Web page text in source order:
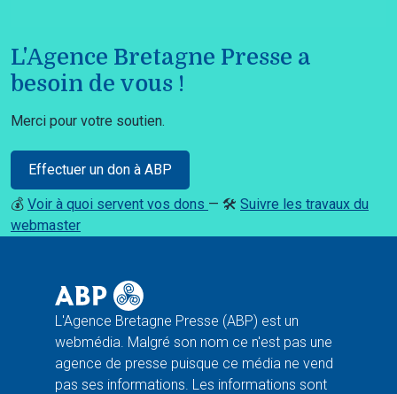
L'Agence Bretagne Presse a
besoin de vous !
Merci pour votre soutien.
Effectuer un don à ABP
💰 Voir à quoi servent vos dons — 🛠️ Suivre les travaux du
webmaster
L'Agence Bretagne Presse (ABP) est un
webmédia. Malgré son nom ce n'est pas une
agence de presse puisque ce média ne vend
pas ses informations. Les informations sont